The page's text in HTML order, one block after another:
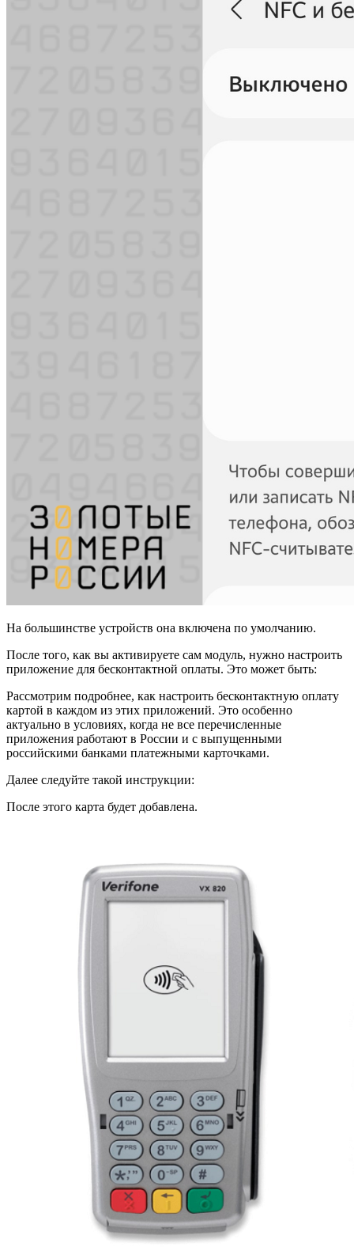
На большинстве устройств она включена по умолчанию.
После того, как вы активируете сам модуль, нужно настроить
приложение для бесконтактной оплаты. Это может быть:
Рассмотрим подробнее, как настроить бесконтактную оплату
картой в каждом из этих приложений. Это особенно
актуально в условиях, когда не все перечисленные
приложения работают в России и с выпущенными
российскими банками платежными карточками.
Далее следуйте такой инструкции:
После этого карта будет добавлена.